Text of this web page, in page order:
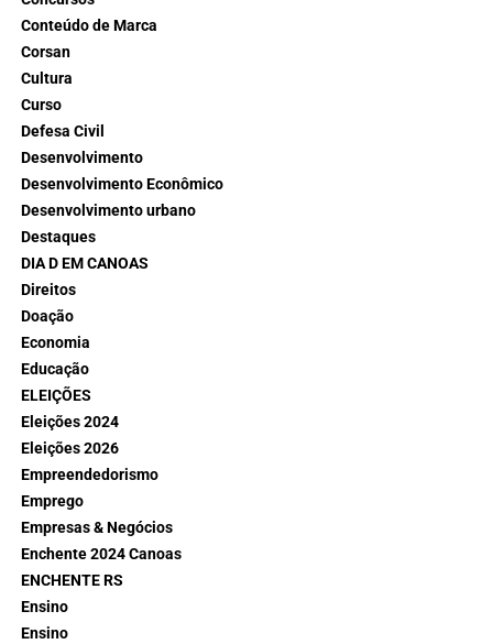
Conteúdo de Marca
Corsan
Cultura
Curso
Defesa Civil
Desenvolvimento
Desenvolvimento Econômico
Desenvolvimento urbano
Destaques
DIA D EM CANOAS
Direitos
Doação
Economia
Educação
ELEIÇÕES
Eleições 2024
Eleições 2026
Empreendedorismo
Emprego
Empresas & Negócios
Enchente 2024 Canoas
ENCHENTE RS
Ensino
Ensino